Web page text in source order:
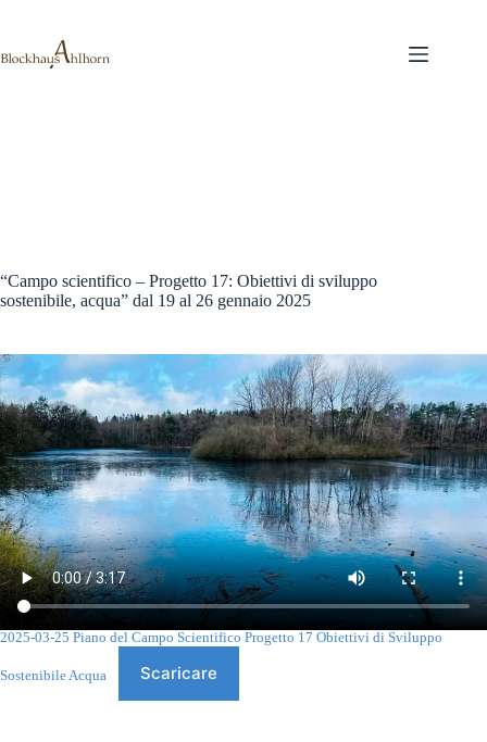
contenuto
“Campo scientifico – Progetto 17: Obiettivi di sviluppo
sostenibile, acqua” dal 19 al 26 gennaio 2025
2025-03-25 Piano del Campo Scientifico Progetto 17 Obiettivi di Sviluppo
Sostenibile Acqua Scaricare